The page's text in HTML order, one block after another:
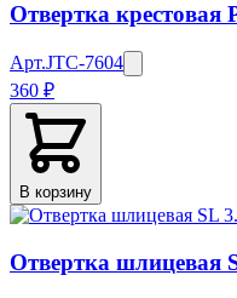
Отвертка крестовая
Арт.JTC-7604
360 ₽
В корзину
Отвертка шлицевая